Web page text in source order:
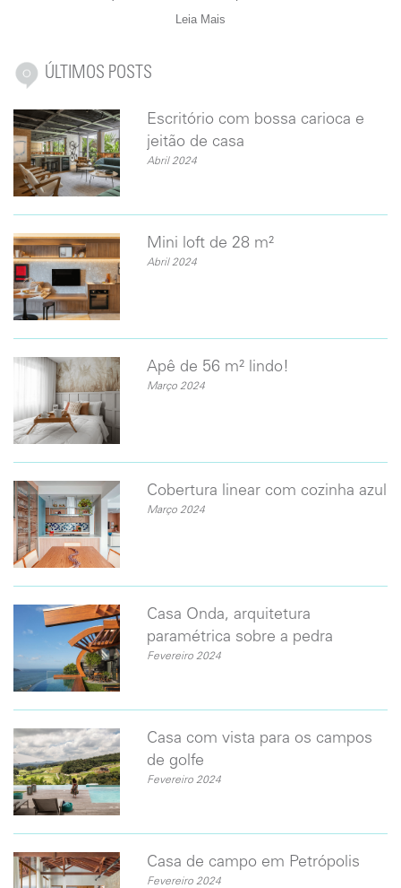
Leia Mais
ÚLTIMOS POSTS
Escritório com bossa carioca e
jeitão de casa
Abril 2024
Mini loft de 28 m²
Abril 2024
Apê de 56 m² lindo!
Março 2024
Cobertura linear com cozinha azul
Março 2024
Casa Onda, arquitetura
paramétrica sobre a pedra
Fevereiro 2024
Casa com vista para os campos
de golfe
Fevereiro 2024
Casa de campo em Petrópolis
Fevereiro 2024